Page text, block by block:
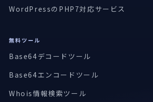
WordPressのPHP7対応サービス
無料ツール
Base64デコードツール
Base64エンコードツール
Whois情報検索ツール